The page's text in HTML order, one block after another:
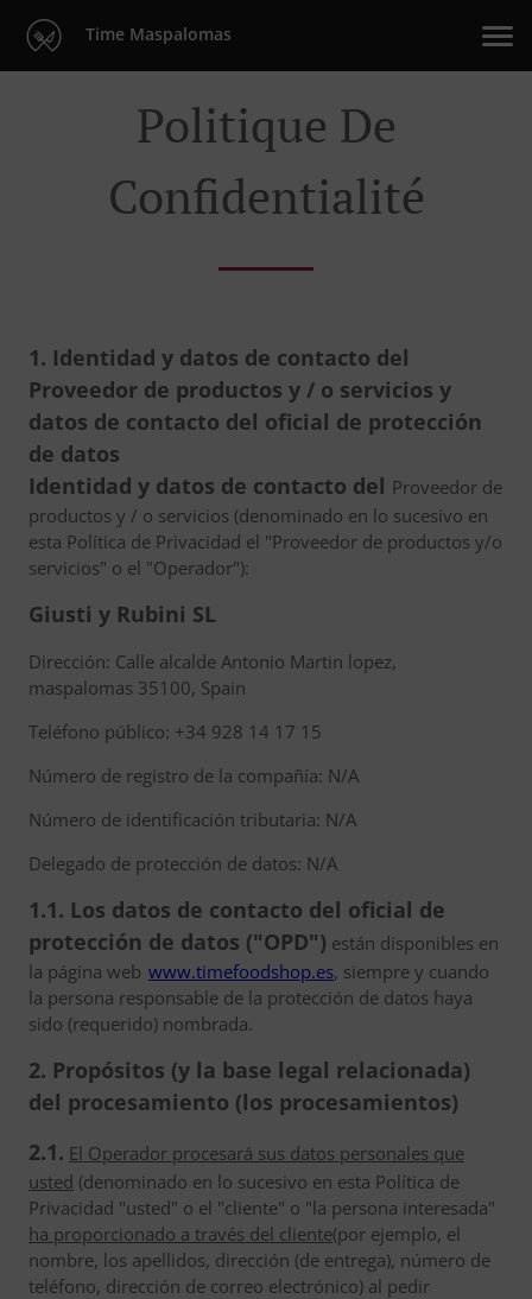
Time Maspalomas
Politique De
Confidentialité
1. Identidad y datos de contacto del
Proveedor de productos y / o servicios y
datos de contacto del oficial de protección
de datos
Identidad y datos de contacto del Proveedor de
productos y / o servicios (denominado en lo sucesivo en
esta Política de Privacidad el "Proveedor de productos y/o
servicios" o el "Operador"):
Giusti y Rubini SL
Dirección: Calle alcalde Antonio Martin lopez,
maspalomas 35100, Spain
Teléfono público: +34 928 14 17 15
Número de registro de la compañía: N/A
Número de identificación tributaria: N/A
Delegado de protección de datos: N/A
1.1. Los datos de contacto del oficial de
protección de datos ("OPD") están disponibles en
la página web www.timefoodshop.es, siempre y cuando
la persona responsable de la protección de datos haya
sido (requerido) nombrada.
2. Propósitos (y la base legal relacionada)
del procesamiento (los procesamientos)
2.1. El Operador procesará sus datos personales que
usted (denominado en lo sucesivo en esta Política de
Privacidad "usted" o el "cliente" o "la persona interesada"
ha proporcionado a través del cliente(por ejemplo, el
nombre, los apellidos, dirección (de entrega), número de
teléfono, dirección de correo electrónico) al pedir